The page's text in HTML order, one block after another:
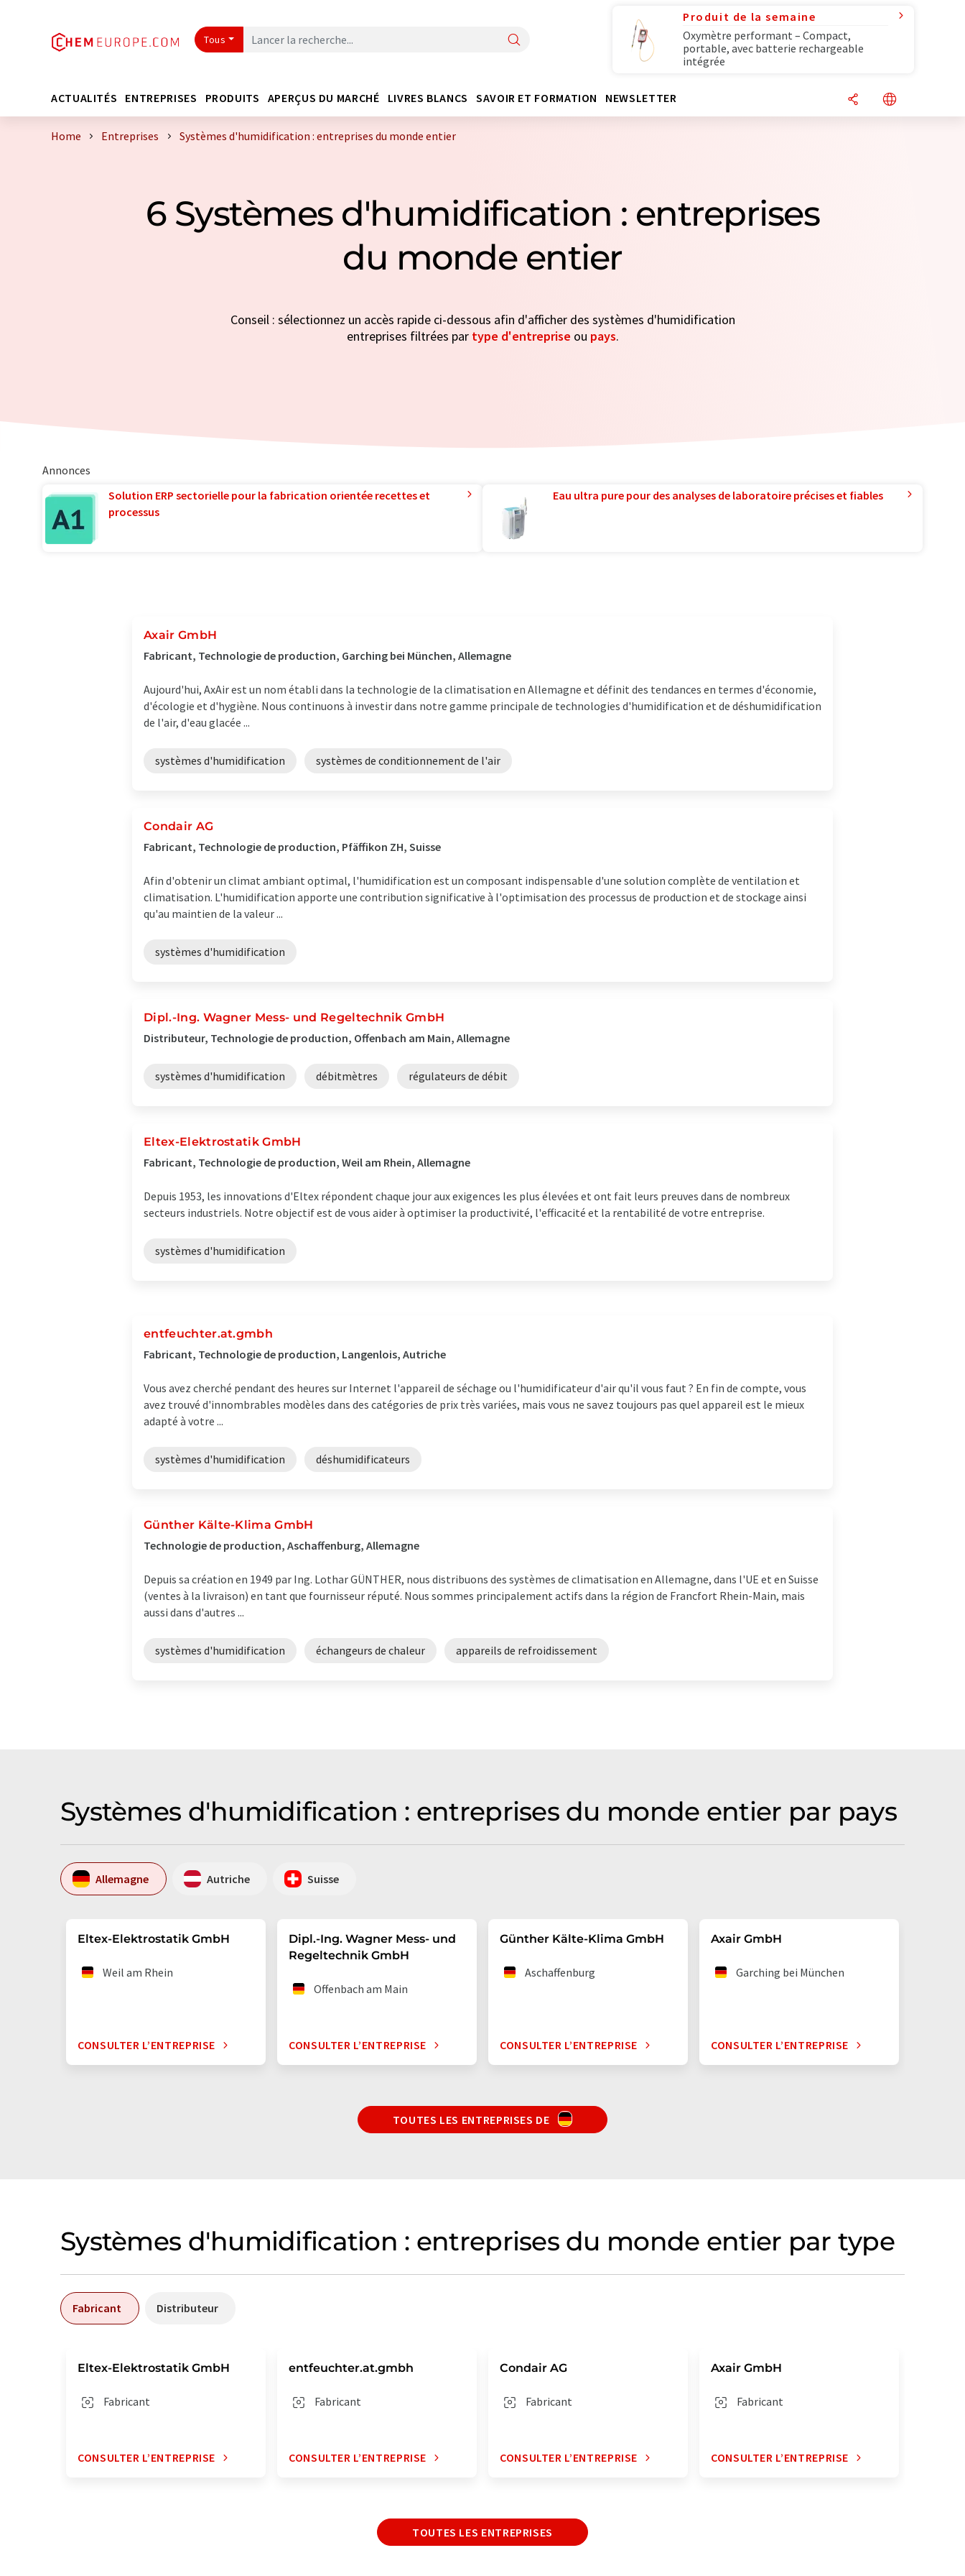
Tous
Produit de la semaine
Oxymètre performant – Compact,
portable, avec batterie rechargeable
intégrée
ACTUALITÉS ENTREPRISES PRODUITS APERÇUS DU MARCHÉ LIVRES BLANCS SAVOIR ET FORMATION NEWSLETTER
Home Entreprises Systèmes d'humidification : entreprises du monde entier
6 Systèmes d'humidification : entreprises
du monde entier
Conseil : sélectionnez un accès rapide ci-dessous afin d'afficher des systèmes d'humidification
entreprises filtrées par type d'entreprise ou pays.
Annonces
Solution ERP sectorielle pour la fabrication orientée recettes et
processus
Eau ultra pure pour des analyses de laboratoire précises et fiables
Axair GmbH
Fabricant, Technologie de production, Garching bei München, Allemagne
Aujourd'hui, AxAir est un nom établi dans la technologie de la climatisation en Allemagne et définit des tendances en termes d'économie,
d'écologie et d'hygiène. Nous continuons à investir dans notre gamme principale de technologies d'humidification et de déshumidification
de l'air, d'eau glacée ...
systèmes d'humidification systèmes de conditionnement de l'air
Condair AG
Fabricant, Technologie de production, Pfäffikon ZH, Suisse
Afin d'obtenir un climat ambiant optimal, l'humidification est un composant indispensable d'une solution complète de ventilation et
climatisation. L'humidification apporte une contribution significative à l'optimisation des processus de production et de stockage ainsi
qu'au maintien de la valeur ...
systèmes d'humidification
Dipl.-Ing. Wagner Mess- und Regeltechnik GmbH
Distributeur, Technologie de production, Offenbach am Main, Allemagne
systèmes d'humidification débitmètres régulateurs de débit
Eltex-Elektrostatik GmbH
Fabricant, Technologie de production, Weil am Rhein, Allemagne
Depuis 1953, les innovations d'Eltex répondent chaque jour aux exigences les plus élevées et ont fait leurs preuves dans de nombreux
secteurs industriels. Notre objectif est de vous aider à optimiser la productivité, l'efficacité et la rentabilité de votre entreprise.
systèmes d'humidification
entfeuchter.at.gmbh
Fabricant, Technologie de production, Langenlois, Autriche
Vous avez cherché pendant des heures sur Internet l'appareil de séchage ou l'humidificateur d'air qu'il vous faut ? En fin de compte, vous
avez trouvé d'innombrables modèles dans des catégories de prix très variées, mais vous ne savez toujours pas quel appareil est le mieux
adapté à votre ...
systèmes d'humidification déshumidificateurs
Günther Kälte-Klima GmbH
Technologie de production, Aschaffenburg, Allemagne
Depuis sa création en 1949 par Ing. Lothar GÜNTHER, nous distribuons des systèmes de climatisation en Allemagne, dans l'UE et en Suisse
(ventes à la livraison) en tant que fournisseur réputé. Nous sommes principalement actifs dans la région de Francfort Rhein-Main, mais
aussi dans d'autres ...
systèmes d'humidification échangeurs de chaleur appareils de refroidissement
Systèmes d'humidification : entreprises du monde entier par pays
Allemagne Autriche Suisse
Eltex-Elektrostatik GmbH
Weil am Rhein
CONSULTER L’ENTREPRISE
Dipl.-Ing. Wagner Mess- und
Regeltechnik GmbH
Offenbach am Main
CONSULTER L’ENTREPRISE
Günther Kälte-Klima GmbH
Aschaffenburg
CONSULTER L’ENTREPRISE
Axair GmbH
Garching bei München
CONSULTER L’ENTREPRISE
TOUTES LES ENTREPRISES DE
Systèmes d'humidification : entreprises du monde entier par type
Fabricant Distributeur
Eltex-Elektrostatik GmbH
Fabricant
CONSULTER L’ENTREPRISE
entfeuchter.at.gmbh
Fabricant
CONSULTER L’ENTREPRISE
Condair AG
Fabricant
CONSULTER L’ENTREPRISE
Axair GmbH
Fabricant
CONSULTER L’ENTREPRISE
TOUTES LES ENTREPRISES